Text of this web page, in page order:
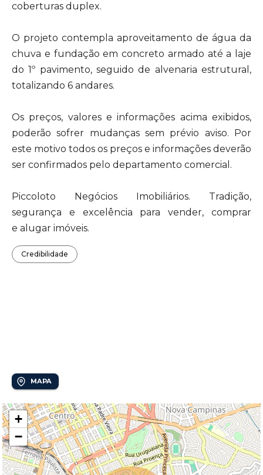
coberturas duplex.
O projeto contempla aproveitamento de água da
chuva e fundação em concreto armado até a laje
do 1º pavimento, seguido de alvenaria estrutural,
totalizando 6 andares.
Os preços, valores e informações acima exibidos,
poderão sofrer mudanças sem prévio aviso. Por
este motivo todos os preços e informações deverão
ser confirmados pelo departamento comercial.
Piccoloto Negócios Imobiliários. Tradição,
segurança e excelência para vender, comprar
e alugar imóveis.
Credibilidade
MAPA
+
−